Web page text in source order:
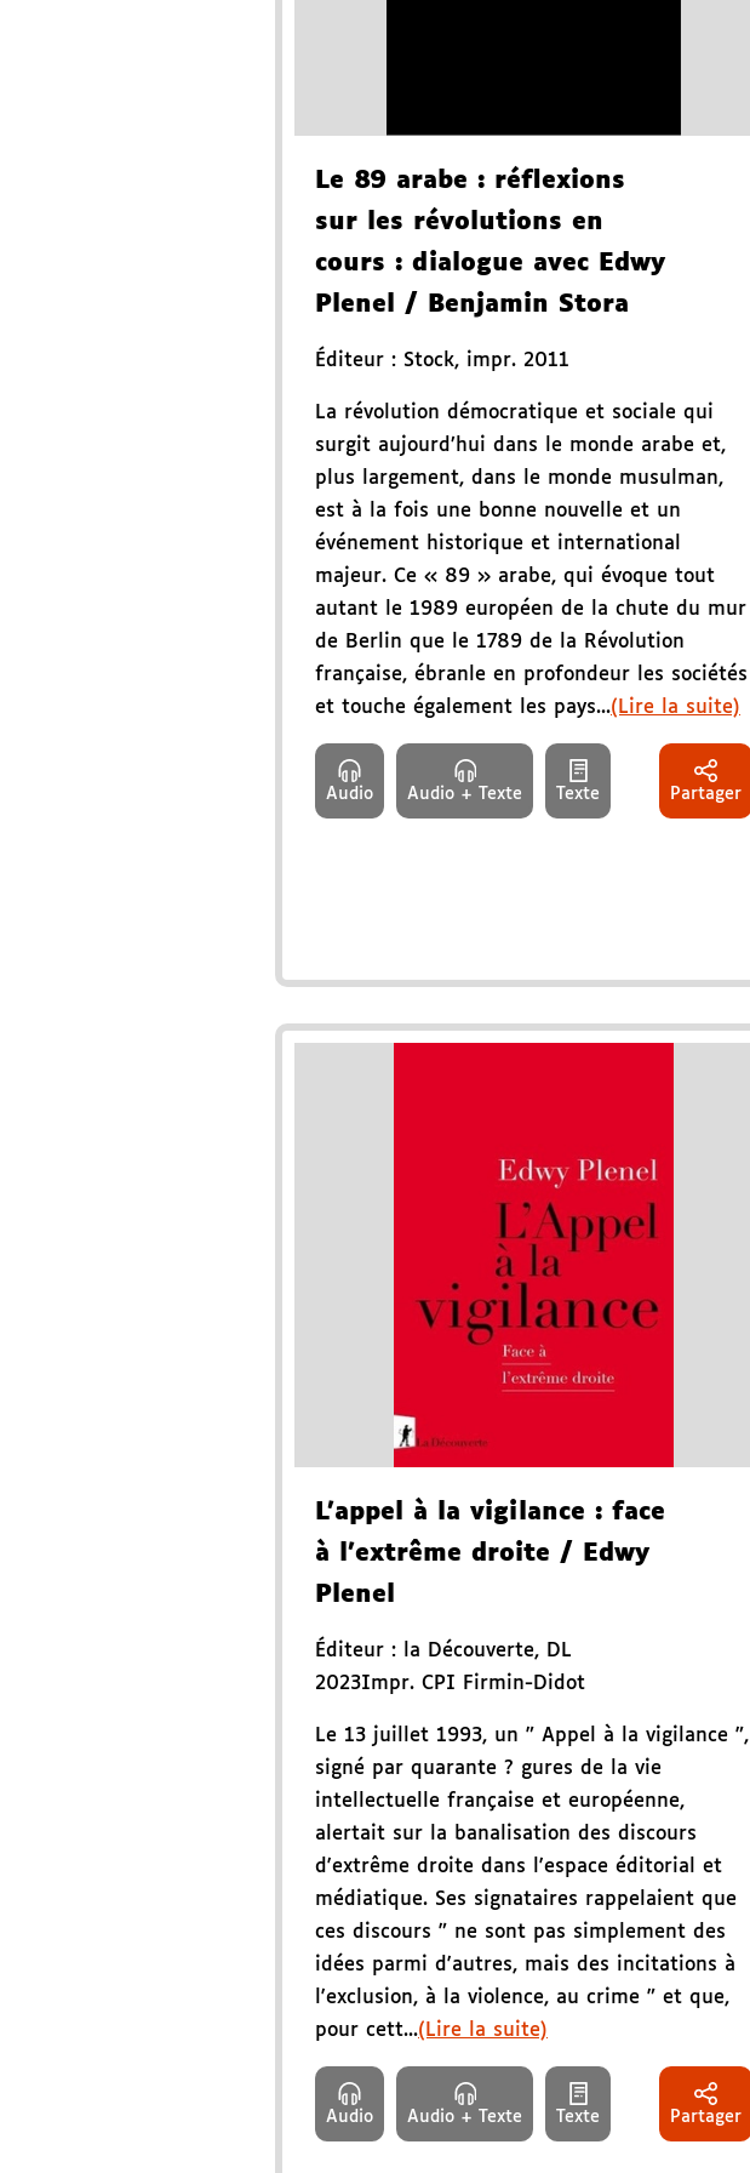
Le 89 arabe : réflexions
sur les révolutions en
cours : dialogue avec Edwy
Plenel
/ Benjamin Stora
Éditeur : Stock, impr. 2011
La révolution démocratique et sociale qui
surgit aujourd’hui dans le monde arabe et,
plus largement, dans le monde musulman,
est à la fois une bonne nouvelle et un
événement historique et international
majeur. Ce « 89 » arabe, qui évoque tout
autant le 1989 européen de la chute du mur
de Berlin que le 1789 de la Révolution
française, ébranle en profondeur les sociétés
et touche également les pays...(Lire la suite)
Audio Audio + Texte Texte Partager
L'appel à la vigilance : face
à l'extrême droite / Edwy
Plenel
Éditeur : la Découverte, DL
2023Impr. CPI Firmin-Didot
Le 13 juillet 1993, un " Appel à la vigilance ",
signé par quarante ? gures de la vie
intellectuelle française et européenne,
alertait sur la banalisation des discours
d'extrême droite dans l'espace éditorial et
médiatique. Ses signataires rappelaient que
ces discours " ne sont pas simplement des
idées parmi d'autres, mais des incitations à
l'exclusion, à la violence, au crime " et que,
pour cett...(Lire la suite)
Audio Audio + Texte Texte Partager